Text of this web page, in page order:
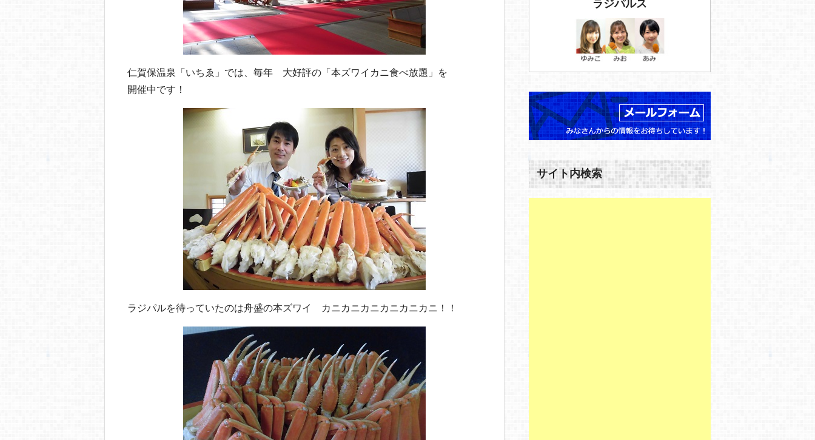
仁賀保温泉「いちゑ」では、毎年 大好評の「本ズワイカニ食べ放題」を
開催中です！
ラジパルを待っていたのは舟盛の本ズワイ カニカニカニカニカニカニ！！
ラジパルス
サイト内検索